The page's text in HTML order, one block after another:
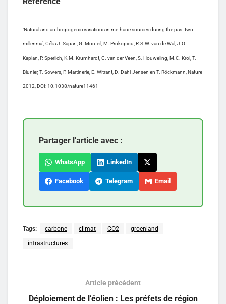
‘Natural and anthropogenic variations in methane sources during the past two
millennia’, Célia J. Sapart, G. Monteil, M. Prokopiou, R.S.W. van de Wal, J.O.
Kaplan, P. Sperlich, K.M. Krumhardt, C. van der Veen, S. Houweling, M.C. Krol, T.
Blunier, T. Sowers, P. Martinerie, E. Witrant, D. Dahl-Jensen en T. Röckmann, Nature
2012, DOI: 10.1038/nature11461
Partager l'article avec :
WhatsApp LinkedIn
Facebook Telegram Email
Tags: carbone climat CO2 groenland
infrastructures
Article précédent
Déploiement de l’éolien : Les préfets de région